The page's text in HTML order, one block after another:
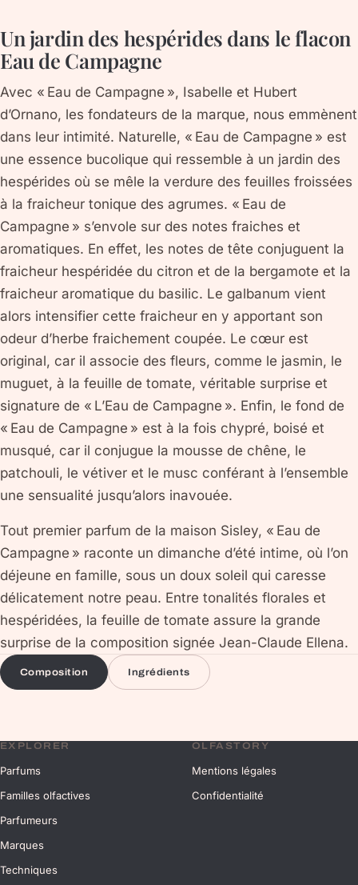
Un jardin des hespérides dans le flacon
Eau de Campagne
Avec « Eau de Campagne », Isabelle et Hubert
d’Ornano, les fondateurs de la marque, nous emmènent
dans leur intimité. Naturelle, « Eau de Campagne » est
une essence bucolique qui ressemble à un jardin des
hespérides où se mêle la verdure des feuilles froissées
à la fraicheur tonique des agrumes. « Eau de
Campagne » s’envole sur des notes fraiches et
aromatiques. En effet, les notes de tête conjuguent la
fraicheur hespéridée du citron et de la bergamote et la
fraicheur aromatique du basilic. Le galbanum vient
alors intensifier cette fraicheur en y apportant son
odeur d’herbe fraichement coupée. Le cœur est
original, car il associe des fleurs, comme le jasmin, le
muguet, à la feuille de tomate, véritable surprise et
signature de « L’Eau de Campagne ». Enfin, le fond de
« Eau de Campagne » est à la fois chypré, boisé et
musqué, car il conjugue la mousse de chêne, le
patchouli, le vétiver et le musc conférant à l’ensemble
une sensualité jusqu’alors inavouée.
Tout premier parfum de la maison Sisley, « Eau de
Campagne » raconte un dimanche d’été intime, où l’on
déjeune en famille, sous un doux soleil qui caresse
délicatement notre peau. Entre tonalités florales et
hespéridées, la feuille de tomate assure la grande
surprise de la composition signée Jean-Claude Ellena.
Composition Ingrédients
EXPLORER
Parfums
Familles olfactives
Parfumeurs
Marques
Techniques
OLFASTORY
Mentions légales
Confidentialité